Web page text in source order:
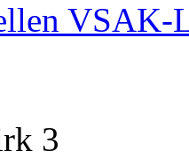
VSAK-
3